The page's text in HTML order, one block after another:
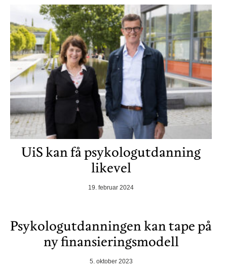
UiS kan få psykologutdanning
likevel
19. februar 2024
Psykologutdanningen kan tape på
ny finansieringsmodell
5. oktober 2023